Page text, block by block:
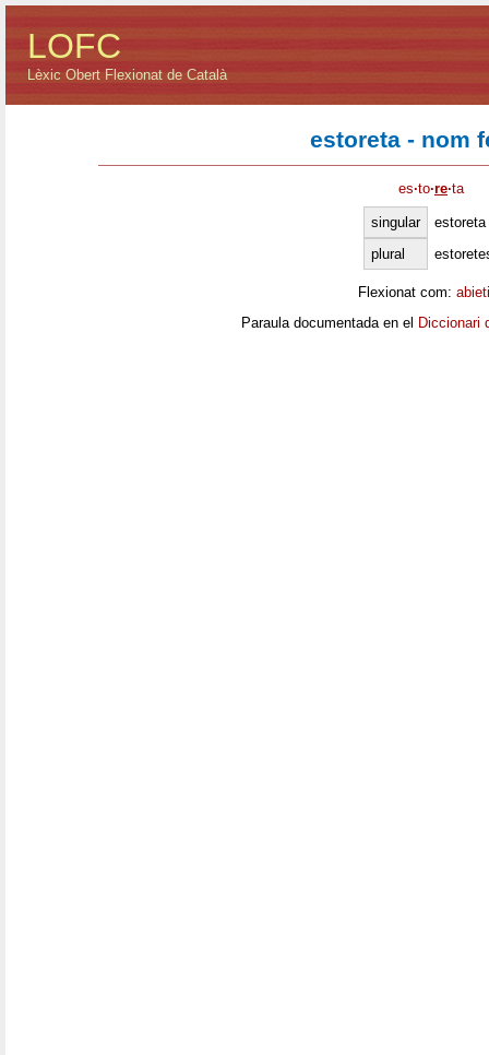
LOFC
Lèxic Obert Flexionat de Català
estoreta - nom
es·to·re·ta
singular
estoreta
plural
Flexionat com:
Paraula documentada en el Diccionari